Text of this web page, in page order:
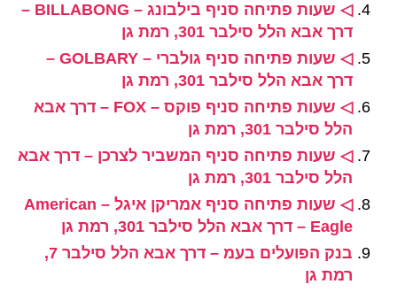
◁ שעות פתיחה סניף בילבונג – BILLABONG –
דרך אבא הלל סילבר 301, רמת גן
◁ שעות פתיחה סניף גולברי – GOLBARY –
דרך אבא הלל סילבר 301, רמת גן
◁ שעות פתיחה סניף פוקס – FOX – דרך אבא
הלל סילבר 301, רמת גן
◁ שעות פתיחה סניף המשביר לצרכן – דרך אבא
הלל סילבר 301, רמת גן
◁ שעות פתיחה סניף אמריקן איגל – American
Eagle – דרך אבא הלל סילבר 301, רמת גן
בנק הפועלים בעמ – דרך אבא הלל סילבר 7,
רמת גן